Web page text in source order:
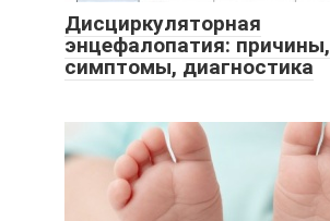
Дисциркуляторная
энцефалопатия: причины,
симптомы, диагностика